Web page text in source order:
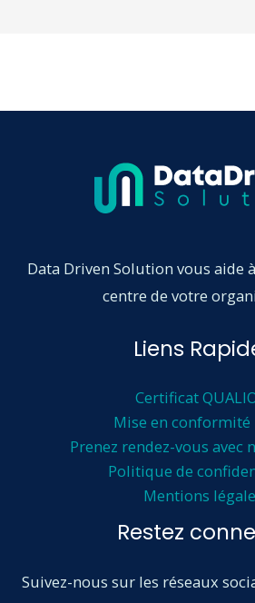
Data Driven Solution vous aide
centre de votre
Liens
Certificat
Mise en conformité
Prenez rendez-vous avec
Politique de
Mentions
Restez
Suivez-nous sur les réseaux